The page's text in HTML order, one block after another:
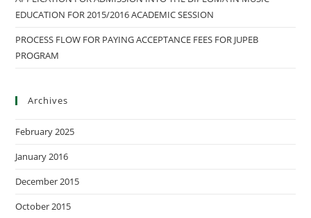
EDUCATION FOR 2015/2016 ACADEMIC SESSION
PROCESS FLOW FOR PAYING ACCEPTANCE FEES FOR JUPEB
PROGRAM
Archives
February 2025
January 2016
December 2015
October 2015